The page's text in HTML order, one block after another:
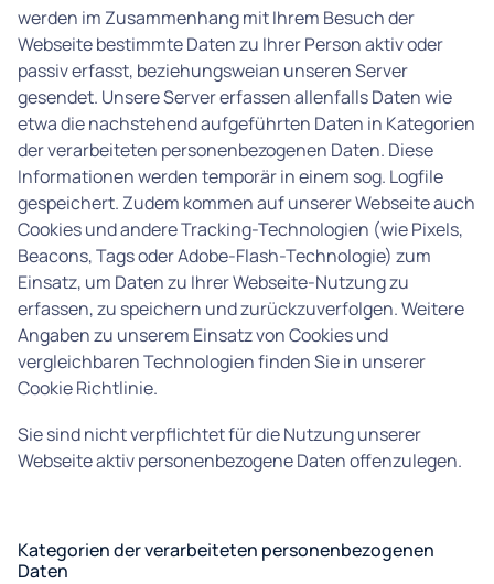
werden im Zusammenhang mit Ihrem Besuch der
Webseite bestimmte Daten zu Ihrer Person aktiv oder
passiv erfasst, beziehungsweian unseren Server
gesendet. Unsere Server erfassen allenfalls Daten wie
etwa die nachstehend aufgeführten Daten in Kategorien
der verarbeiteten personenbezogenen Daten. Diese
Informationen werden temporär in einem sog. Logfile
gespeichert. Zudem kommen auf unserer Webseite auch
Cookies und andere Tracking-Technologien (wie Pixels,
Beacons, Tags oder Adobe-Flash-Technologie) zum
Einsatz, um Daten zu Ihrer Webseite-Nutzung zu
erfassen, zu speichern und zurückzuverfolgen. Weitere
Angaben zu unserem Einsatz von Cookies und
vergleichbaren Technologien finden Sie in unserer
Cookie Richtlinie.
Sie sind nicht verpflichtet für die Nutzung unserer
Webseite aktiv personenbezogene Daten offenzulegen.
Kategorien der verarbeiteten personenbezogenen
Daten